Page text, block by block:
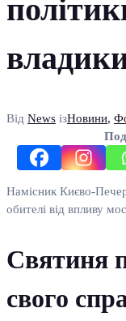
Від News ізНовини,
Намісник Києво-
обителі від впливу
Святиня
свого